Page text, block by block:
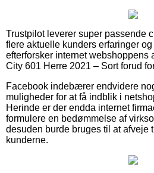
Trustpilot leverer super passende
flere aktuelle kunders erfaringer
efterforsker internet webshoppens
City 601 Herre 2021 – Sort forud
Facebook indebærer endvidere
muligheder for at få indblik i
Herinde er der endda internet
formulere en bedømmelse af
desuden burde bruges til at afveje
kunderne.